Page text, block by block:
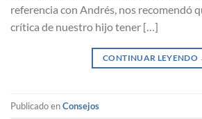
referencia con Andrés, nos recomendó
crítica de nuestro hijo tener […]
CONTINUAR LEYENDO
Publicado enConsejos